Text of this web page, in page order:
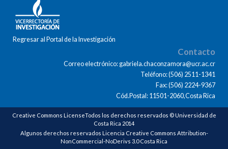
Regresar al Portal de la Investigación
Contacto
Correo electrónico: gabriela.chaconzamora@ucr.ac.cr
Teléfono: (506) 2511-1341
Fax: (506) 2224-9367
Cód.Postal: 11501-2060,Costa Rica
Creative Commons LicenseTodos los derechos reservados © Universidad de
Costa Rica 2014
Algunos derechos reservados Licencia Creative Commons Attribution-
NonCommercial-NoDerivs 3.0 Costa Rica